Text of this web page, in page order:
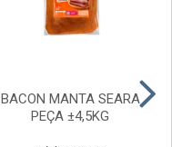
BACON MANTA SEARA
PEÇA ±4,5KG